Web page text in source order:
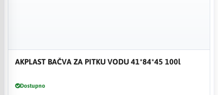
AKPLAST BAČVA ZA PITKU VODU 41*84*45 100l
Dostupno